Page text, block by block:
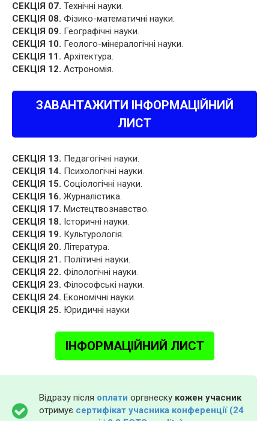
СЕКЦІЯ 07. Технічні науки.
СЕКЦІЯ 08. Фізико-математичні науки.
СЕКЦІЯ 09. Географічні науки.
СЕКЦІЯ 10. Геолого-мінералогічні науки.
СЕКЦІЯ 11. Архітектура.
СЕКЦІЯ 12. Астрономія.
ЗАВАНТАЖИТИ ІНФОРМАЦІЙНИЙ
ЛИСТ
СЕКЦІЯ 13. Педагогічні науки.
СЕКЦІЯ 14. Психологічні науки.
СЕКЦІЯ 15. Соціологічні науки.
СЕКЦІЯ 16. Журналістика.
СЕКЦІЯ 17. Мистецтвознавство.
СЕКЦІЯ 18. Історичні науки.
СЕКЦІЯ 19. Культурологія.
СЕКЦІЯ 20. Література.
СЕКЦІЯ 21. Політичні науки.
СЕКЦІЯ 22. Філологічні науки.
СЕКЦІЯ 23. Філософські науки.
СЕКЦІЯ 24. Економічні науки.
СЕКЦІЯ 25. Юридичні науки
ІНФОРМАЦІЙНИЙ ЛИСТ
Відразу після оплати оргвнеску кожен учасник
отримує сертифікат учасника конференції (24